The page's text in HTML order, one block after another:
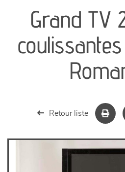
séjours
meubles de complément
chambres et dressing
Grand TV
Retour liste